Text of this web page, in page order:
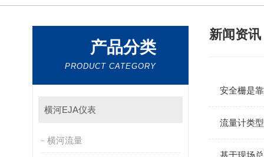
产品分类
PRODUCT CATEGORY
横河EJA仪表
横河流量
新闻资讯
安全栅是
流量计类型